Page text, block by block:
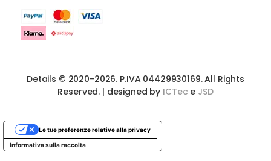
Details © 2020-2026. P.IVA 04429930169. All Rights
Reserved. | designed by ICTec e JSD
Informativa sulla raccolta
Le tue preferenze relative alla privacy